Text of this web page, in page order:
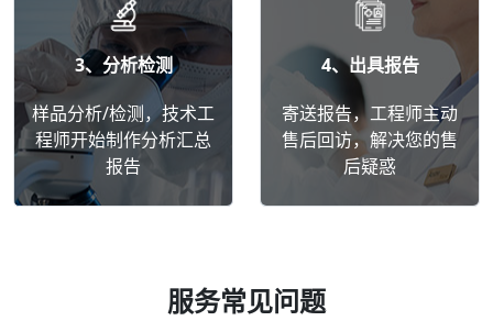
3、分析检测
样品分析/检测，技术工
程师开始制作分析汇总
报告
4、出具报告
寄送报告，工程师主动
售后回访，解决您的售
后疑惑
服务常见问题